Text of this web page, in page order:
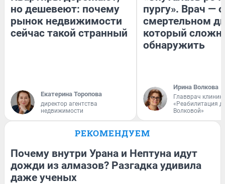
но дешевеют: почему
рынок недвижимости
сейчас такой странный
Екатерина Торопова
директор агентства
недвижимости
пургу». Врач — о
смертельном
который
обнаружить
Ирина Волкова
Главврач
«Реабилитация
Волковой»
РЕКОМЕНДУЕМ
Почему внутри Урана и Нептуна идут
дожди из алмазов? Разгадка удивила
даже ученых